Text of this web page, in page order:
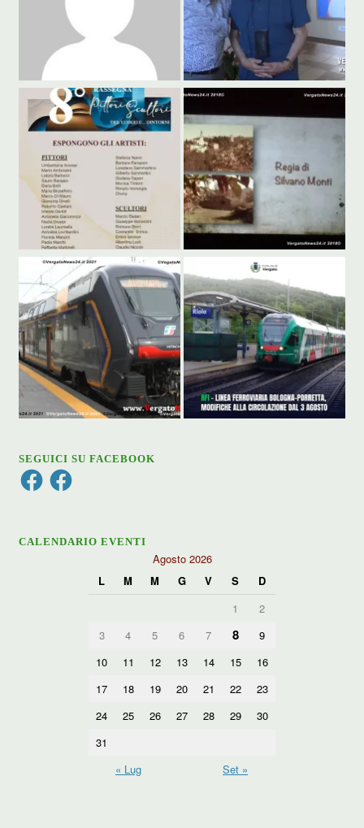
SEGUICI SU FACEBOOK
FacebookFacebook
CALENDARIO EVENTI
Agosto 2026
L
M M G V S
D
1
2
3
4 5 6 7 8
9
10
11 12 13 14 15
16
17
18 19 20 21 22
23
24
25 26 27 28 29
30
31
« Lug
Set »